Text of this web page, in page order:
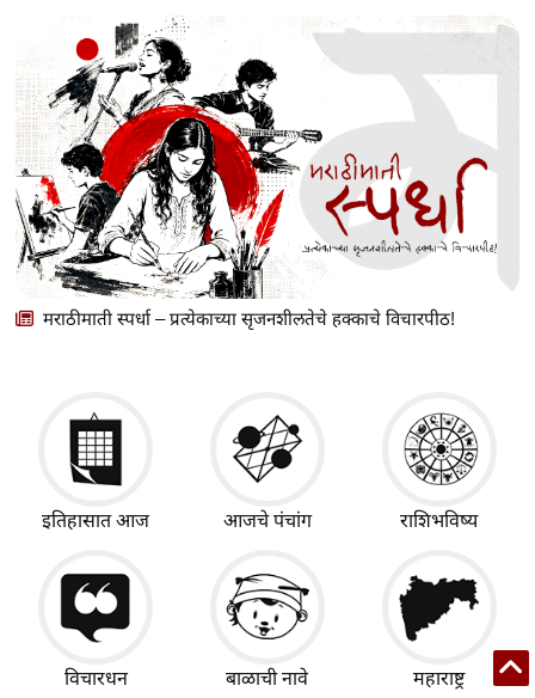
मराठीमाती स्पर्धा – प्रत्येकाच्या सृजनशीलतेचे हक्काचे विचारपीठ!
इतिहासात आज आजचे पंचांग राशिभविष्य
विचारधन बाळाची नावे महाराष्ट्र